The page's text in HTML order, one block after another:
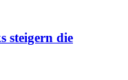
steigern die